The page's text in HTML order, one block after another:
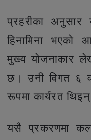
प्रहरीका अनुसार
हिनामिना भएको
मुख्य योजनाकार
छ। उनी विगत ६
रूपमा कार्यरत
यसै प्रकरणमा